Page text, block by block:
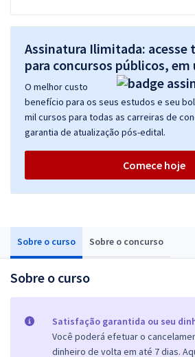
Sobre o curso Sobre o concurso
Sobre o curso
Satisfação garantida ou seu
Você poderá efetuar o
dinheiro de volta em até 7 dias.
Assinatura Ilimitada: acesse
para concursos públicos,
O melhor custo
benefício para os seus estudos e seu
mil cursos para todas as carreiras de
garantia de atualização pós-edital.
Comece hoje